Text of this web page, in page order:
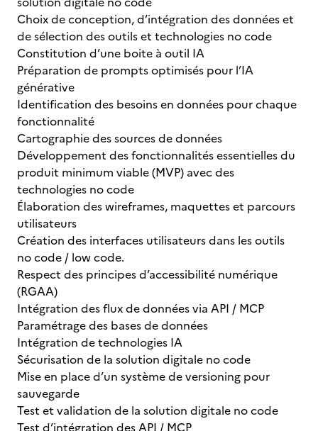
Choix de conception, d’intégration des données et
de sélection des outils et technologies no code
Constitution d’une boite à outil IA
Préparation de prompts optimisés pour l’IA
générative
Identification des besoins en données pour chaque
fonctionnalité
Cartographie des sources de données
Développement des fonctionnalités essentielles du
produit minimum viable (MVP) avec des
technologies no code
Élaboration des wireframes, maquettes et parcours
utilisateurs
Création des interfaces utilisateurs dans les outils
no code / low code.
Respect des principes d’accessibilité numérique
(RGAA)
Intégration des flux de données via API / MCP
Paramétrage des bases de données
Intégration de technologies IA
Sécurisation de la solution digitale no code
Mise en place d’un système de versioning pour
sauvegarde
Test et validation de la solution digitale no code
Test d’intégration des API / MCP